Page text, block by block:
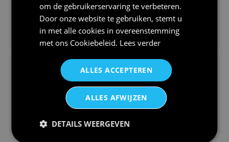
€24,95
V-hals shirt rood wit blauw st...
I love korfbal t-shirt sport s...
om de gebruikerservaring te verbeteren.
Door onze website te gebruiken, stemt u
in met alle cookies in overeenstemming
met ons Cookiebeleid. Lees verder
ALLES ACCEPTEREN
ALLES AFWIJZEN
DETAILS WEERGEVEN